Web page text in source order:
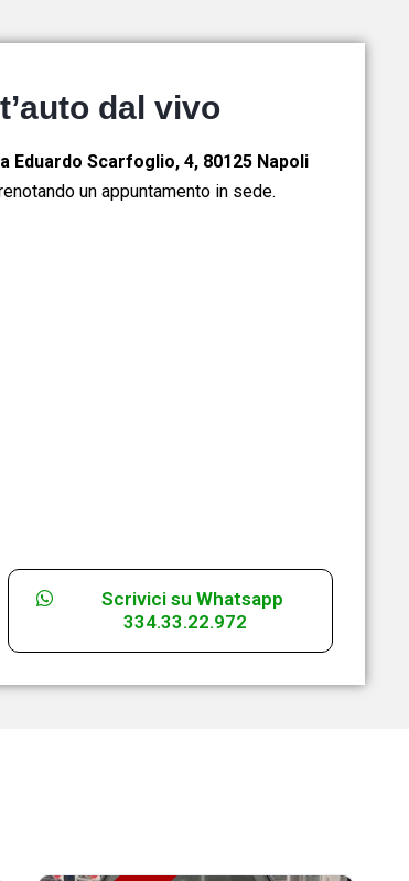
dal vivo
Eduardo Scarfoglio, 4, 80125 Napoli
un appuntamento in sede.
Scrivici su Whatsapp
334.33.22.972